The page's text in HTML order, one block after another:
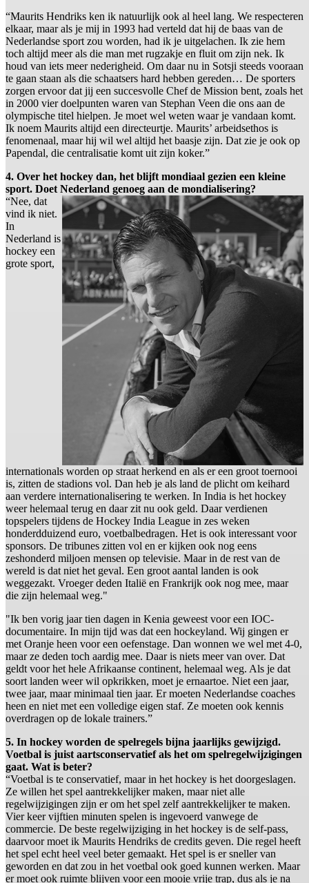
“Maurits Hendriks ken ik natuurlijk ook al heel lang. We respecteren
elkaar, maar als je mij in 1993 had verteld dat hij de baas van de
Nederlandse sport zou worden, had ik je uitgelachen. Ik zie hem
toch altijd meer als die man met rugzakje en fluit om zijn nek. Ik
houd van iets meer nederigheid. Om daar nu in Sotsji steeds vooraan
te gaan staan als die schaatsers hard hebben gereden… De sporters
zorgen ervoor dat jij een succesvolle Chef de Mission bent, zoals het
in 2000 vier doelpunten waren van Stephan Veen die ons aan de
olympische titel hielpen. Je moet wel weten waar je vandaan komt.
Ik noem Maurits altijd een directeurtje. Maurits’ arbeidsethos is
fenomenaal, maar hij wil wel altijd het baasje zijn. Dat zie je ook op
Papendal, die centralisatie komt uit zijn koker.”
4. Over het hockey dan, het blijft mondiaal gezien een kleine
sport. Doet Nederland genoeg aan de mondialisering?
“Nee, dat
vind ik niet.
In
Nederland is
hockey een
grote sport,
internationals worden op straat herkend en als er een groot toernooi
is, zitten de stadions vol. Dan heb je als land de plicht om keihard
aan verdere internationalisering te werken. In India is het hockey
weer helemaal terug en daar zit nu ook geld. Daar verdienen
topspelers tijdens de Hockey India League in zes weken
honderdduizend euro, voetbalbedragen. Het is ook interessant voor
sponsors. De tribunes zitten vol en er kijken ook nog eens
zeshonderd miljoen mensen op televisie. Maar in de rest van de
wereld is dat niet het geval. Een groot aantal landen is ook
weggezakt. Vroeger deden Italië en Frankrijk ook nog mee, maar
die zijn helemaal weg."
"Ik ben vorig jaar tien dagen in Kenia geweest voor een IOC-
documentaire. In mijn tijd was dat een hockeyland. Wij gingen er
met Oranje heen voor een oefenstage. Dan wonnen we wel met 4-0,
maar ze deden toch aardig mee. Daar is niets meer van over. Dat
geldt voor het hele Afrikaanse continent, helemaal weg. Als je dat
soort landen weer wil opkrikken, moet je ernaartoe. Niet een jaar,
twee jaar, maar minimaal tien jaar. Er moeten Nederlandse coaches
heen en niet met een volledige eigen staf. Ze moeten ook kennis
overdragen op de lokale trainers.”
5. In hockey worden de spelregels bijna jaarlijks gewijzigd.
Voetbal is juist aartsconservatief als het om spelregelwijzigingen
gaat. Wat is beter?
“Voetbal is te conservatief, maar in het hockey is het doorgeslagen.
Ze willen het spel aantrekkelijker maken, maar niet alle
regelwijzigingen zijn er om het spel zelf aantrekkelijker te maken.
Vier keer vijftien minuten spelen is ingevoerd vanwege de
commercie. De beste regelwijziging in het hockey is de self-pass,
daarvoor moet ik Maurits Hendriks de credits geven. Die regel heeft
het spel echt heel veel beter gemaakt. Het spel is er sneller van
geworden en dat zou in het voetbal ook goed kunnen werken. Maar
er moet ook ruimte blijven voor een mooie vrije trap, dus als je na